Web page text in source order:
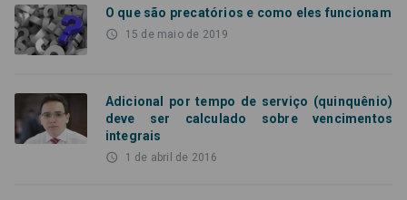
O que são precatórios e como eles funcionam
access_time 15 de maio de 2019
Adicional por tempo de serviço (quinquênio)
deve ser calculado sobre vencimentos
integrais
access_time 1 de abril de 2016